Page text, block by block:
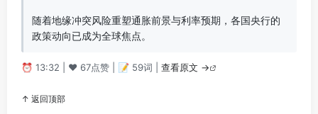
随着地缘冲突风险重塑通胀前景与利率预期，各国央行的
政策动向已成为全球焦点。
⏰ 13:32 | ❤️ 67点赞 | 📝 59词 | 查看原文 →
↑ 返回顶部